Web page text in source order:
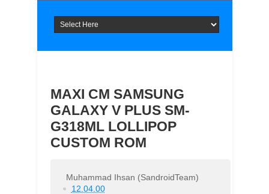
MAXI CM SAMSUNG
GALAXY V PLUS SM-
G318ML LOLLIPOP
CUSTOM ROM
Muhammad Ihsan (SandroidTeam)
12.04.00